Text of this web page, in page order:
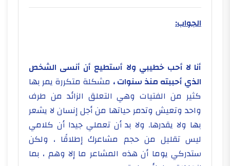
الجواب:
أنا لا أحب خطيبي ولا أستطيع أن أنسى الشخص
الذي أحببته منذ سنوات ، مشكلة متكررة يمر بها
كثير من الفتيات وهي التعلق الزائد من طرف
واحد وتعيش وتدمر حياتها من أجل إنسان لا يشعر
بها ولا يقدرها. ولا بد أن تعملي جيدا أن كلامي
ليس تقليل من حجم مشاعرك إطلاقًا ، ولكن
ستدركي يوما أن هذه المشاعر ما إلا وهم ، بما